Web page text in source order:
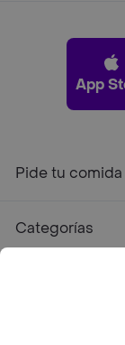
App
Pide tu
Categorías